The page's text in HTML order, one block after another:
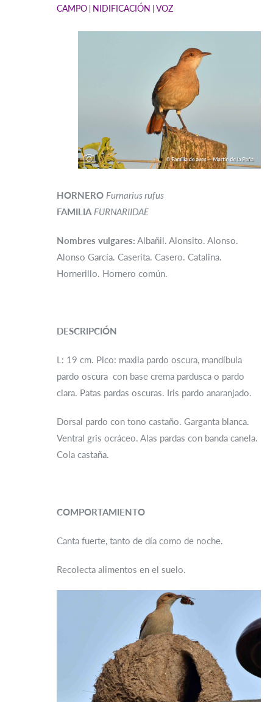
CAMPO NIDIFICACIÓN VOZ
HORNERO Furnarius rufus
FAMILIA FURNARIIDAE
Nombres vulgares: Albañil. Alonsito. Alonso.
Alonso García. Caserita. Casero. Catalina.
Hornerillo. Hornero común.
DESCRIPCIÓN
L: 19 cm. Pico: maxila pardo oscura, mandíbula
pardo oscura con base crema pardusca o pardo
clara. Patas pardas oscuras. Iris pardo anaranjado.
Dorsal pardo con tono castaño. Garganta blanca.
Ventral gris ocráceo. Alas pardas con banda canela.
Cola castaña.
COMPORTAMIENTO
Canta fuerte, tanto de día como de noche.
Recolecta alimentos en el suelo.